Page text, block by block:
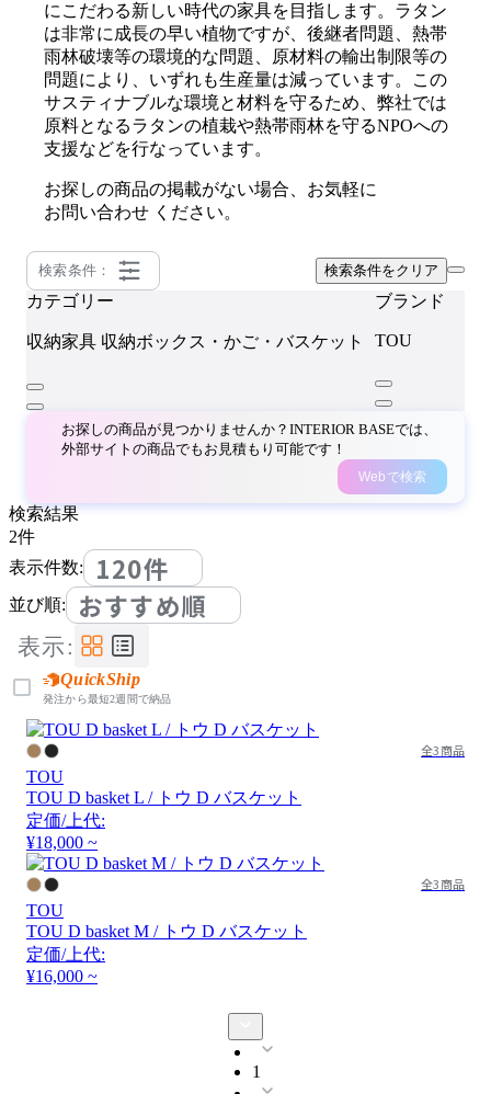
にこだわる新しい時代の家具を目指します。ラタン
は非常に成長の早い植物ですが、後継者問題、熱帯
雨林破壊等の環境的な問題、原材料の輸出制限等の
問題により、いずれも生産量は減っています。この
サスティナブルな環境と材料を守るため、弊社では
原料となるラタンの植栽や熱帯雨林を守るNPOへの
支援などを行なっています。
お探しの商品の掲載がない場合、お気軽に
お問い合わせ ください。
検索条件： 検索条件をクリア
カテゴリー
収納家具 収納ボックス・かご・バスケット
ブランド
TOU
お探しの商品が見つかりませんか？INTERIOR BASEでは、
外部サイトの商品でもお見積もり可能です！
Webで検索
検索結果
2件
表示件数:
120件
並び順: おすすめ順
表示:
QuickShip
発注から最短2週間で納品
全3商品
TOU
TOU D basket L / トウ D バスケット
定価/上代:
¥18,000 ~
全3商品
TOU
TOU D basket M / トウ D バスケット
定価/上代:
¥16,000 ~
1